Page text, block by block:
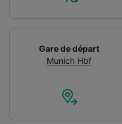
Gare de départ
Munich Hbf